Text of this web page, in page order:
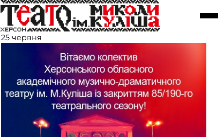
Вітаємо із закриттям ювілейного
сезону!
25 червня